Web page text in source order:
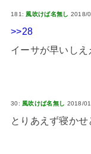
181: 風吹けば名無し 2018/
>>28
イーサが早いし
30: 風吹けば名無し 2018/
とりあえず寝かせ